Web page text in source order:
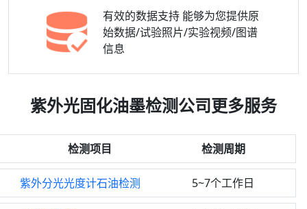
有效的数据支持 能够为您提供原
始数据/试验照片/实验视频/图谱
信息
紫外光固化油墨检测公司更多服务
检测项目 检测周期
紫外分光光度计石油检测 5~7个工作日